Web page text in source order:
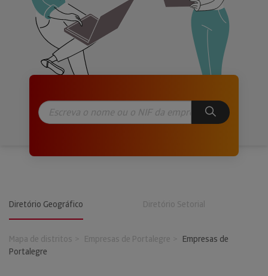
Diretório Geográfico Diretório Setorial
Mapa de distritos Empresas de Portalegre
Empresas de
Portalegre